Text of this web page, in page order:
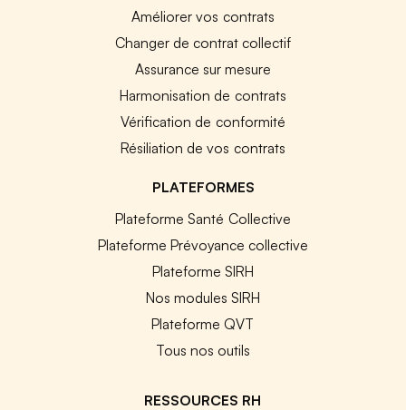
Améliorer vos contrats
Changer de contrat collectif
Assurance sur mesure
Harmonisation de contrats
Vérification de conformité
Résiliation de vos contrats
PLATEFORMES
Plateforme Santé Collective
Plateforme Prévoyance collective
Plateforme SIRH
Nos modules SIRH
Plateforme QVT
Tous nos outils
RESSOURCES RH